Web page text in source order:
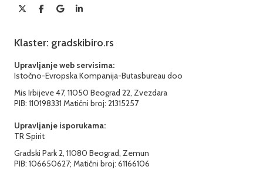
Klaster: gradskibiro.rs
Upravljanje web servisima:
Istočno-Evropska Kompanija-Butasbureau doo
Mis Irbijeve 47, 11050 Beograd 22, Zvezdara
PIB: 110198331 Matični broj: 21315257
Upravljanje isporukama:
TR Spirit
Gradski Park 2, 11080 Beograd, Zemun
PIB: 106650627; Matični broj: 61166106